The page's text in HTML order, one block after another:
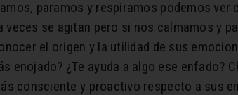
paramos y respiramos podemos ver
se agitan pero si nos calmamos y
el origen y la utilidad de sus
enojado? ¿Te ayuda a algo ese enfado?
consciente y proactivo respecto a sus